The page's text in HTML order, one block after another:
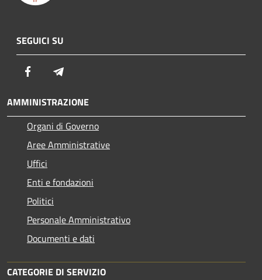
SEGUICI SU
Facebook
AMMINISTRAZIONE
Organi di Governo
Aree Amministrative
Uffici
Enti e fondazioni
Politici
Personale Amministrativo
Documenti e dati
CATEGORIE DI SERVIZIO